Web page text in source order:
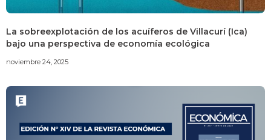
La sobreexplotación de los acuíferos de Villacurí (Ica)
bajo una perspectiva de economía ecológica
noviembre 24, 2025